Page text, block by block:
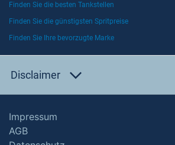
Finden Sie die besten Tankstellen
Finden Sie die günstigsten Spritpreise
Finden Sie Ihre bevorzugte Marke
Disclaimer
Impressum
AGB